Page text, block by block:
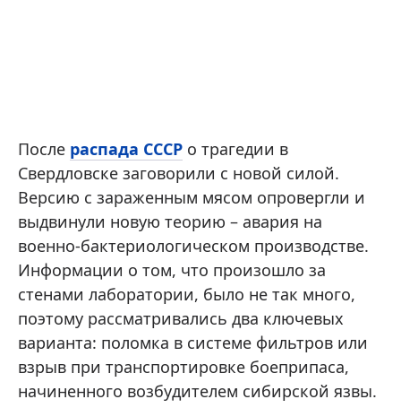
После распада СССР о трагедии в
Свердловске заговорили с новой силой.
Версию с зараженным мясом опровергли и
выдвинули новую теорию – авария на
военно-бактериологическом производстве.
Информации о том, что произошло за
стенами лаборатории, было не так много,
поэтому рассматривались два ключевых
варианта: поломка в системе фильтров или
взрыв при транспортировке боеприпаса,
начиненного возбудителем сибирской язвы.